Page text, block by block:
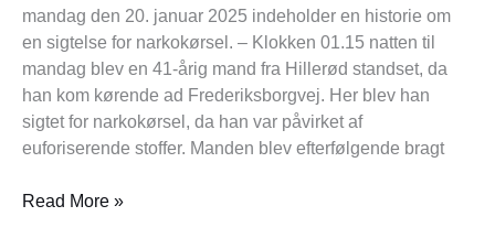
mandag den 20. januar 2025 indeholder en historie om
en sigtelse for narkokørsel. – Klokken 01.15 natten til
mandag blev en 41-årig mand fra Hillerød standset, da
han kom kørende ad Frederiksborgvej. Her blev han
sigtet for narkokørsel, da han var påvirket af
euforiserende stoffer. Manden blev efterfølgende bragt
Read More »